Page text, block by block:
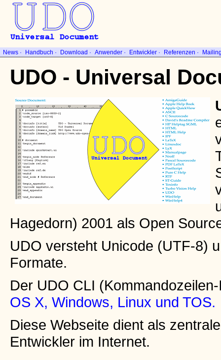
News · Handbuch · Download · Anwender · Entwickler · Referenzen ·
UDO - Universal
Hagedorn) 2001 als Open
UDO versteht Unicode (UTF-8)
Formate.
Der UDO CLI
OS X, Windows, Linux und TOS.
Diese Webseite dient als
Entwickler im Internet.